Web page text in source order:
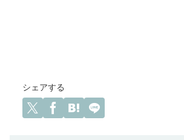
シェアする